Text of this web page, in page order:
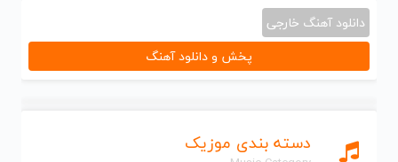
دسته بندی موزیک
دانلود آهنگ خارجی
پخش و دانلود آهنگ